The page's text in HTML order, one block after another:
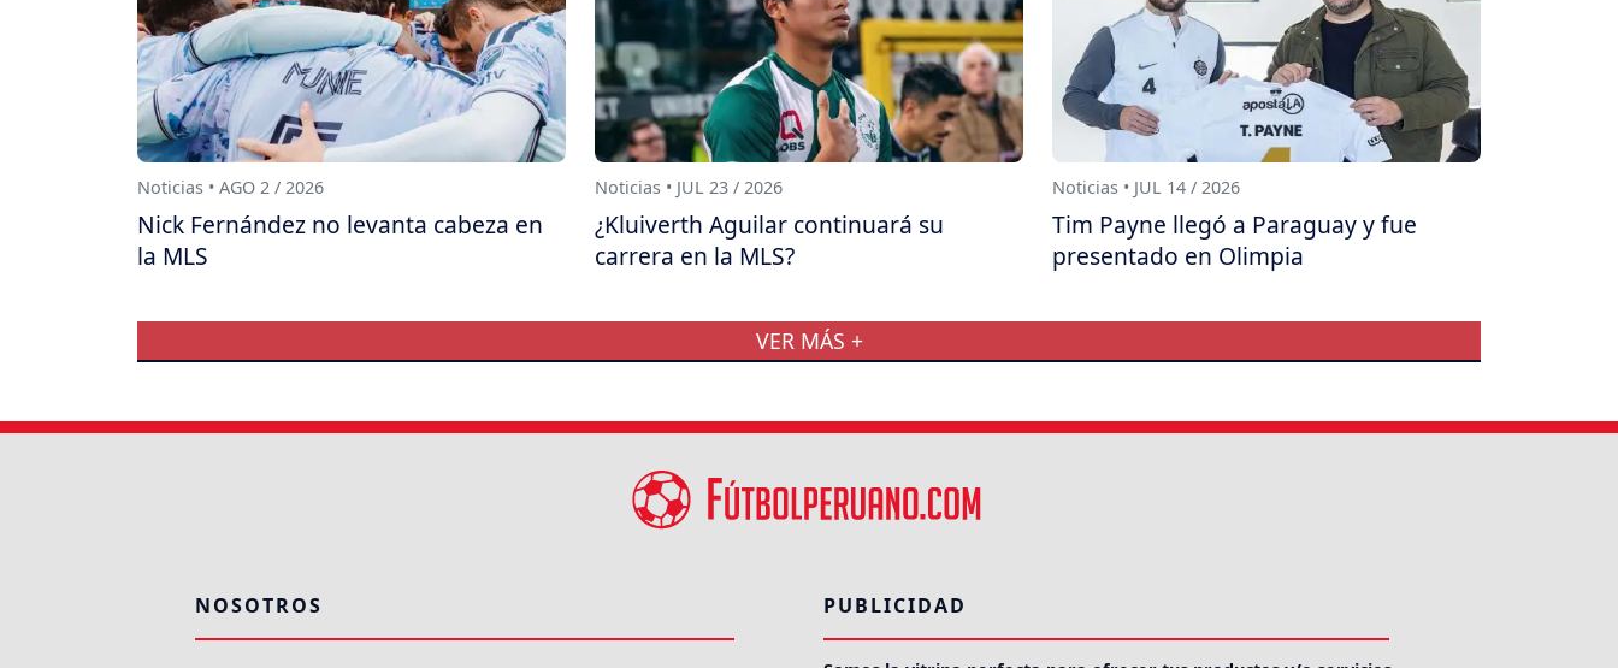
Noticias • AGO 2 / 2026
Nick Fernández no levanta cabeza en
la MLS
Noticias • JUL 23 / 2026
¿Kluiverth Aguilar continuará su
carrera en la MLS?
Noticias • JUL 14 / 2026
Tim Payne llegó a Paraguay y fue
presentado en Olimpia
VER MÁS +
NOSOTROS PUBLICIDAD